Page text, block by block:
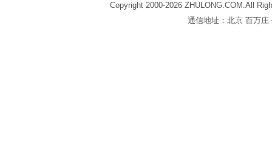
Copyright 2000-2026 ZHULONG.COM.All
通信地址：北京 百万